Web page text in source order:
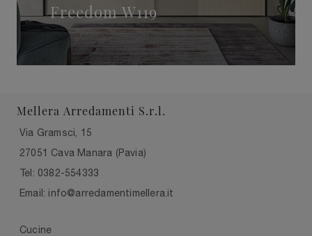
Freedom W119
Mellera Arredamenti S.r.l.
Via Gramsci, 15
27051 Cava Manara (Pavia)
Tel: 0382-554333
Email: info@arredamentimellera.it
Cucine